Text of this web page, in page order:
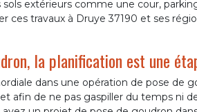
extérieurs comme une cour,
ces travaux à Druye 37190 et ses
la planification est une
dans une opération de pose de
afin de ne pas gaspiller du temps ni